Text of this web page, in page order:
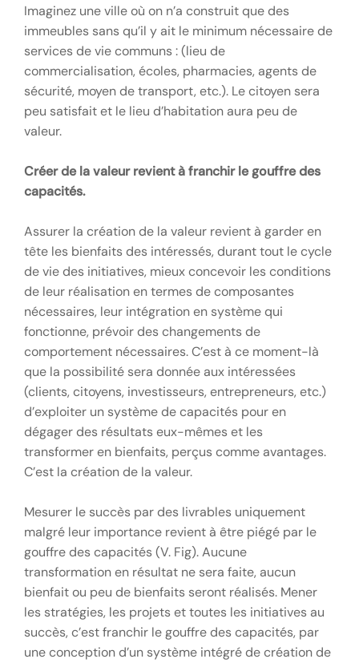
Imaginez une ville où on n’a construit que des
immeubles sans qu’il y ait le minimum nécessaire de
services de vie communs : (lieu de
commercialisation, écoles, pharmacies, agents de
sécurité, moyen de transport, etc.). Le citoyen sera
peu satisfait et le lieu d’habitation aura peu de
valeur.
Créer de la valeur revient à franchir le gouffre des
capacités.
Assurer la création de la valeur revient à garder en
tête les bienfaits des intéressés, durant tout le cycle
de vie des initiatives, mieux concevoir les conditions
de leur réalisation en termes de composantes
nécessaires, leur intégration en système qui
fonctionne, prévoir des changements de
comportement nécessaires. C’est à ce moment-là
que la possibilité sera donnée aux intéressées
(clients, citoyens, investisseurs, entrepreneurs, etc.)
d’exploiter un système de capacités pour en
dégager des résultats eux-mêmes et les
transformer en bienfaits, perçus comme avantages.
C’est la création de la valeur.
Mesurer le succès par des livrables uniquement
malgré leur importance revient à être piégé par le
gouffre des capacités (V. Fig). Aucune
transformation en résultat ne sera faite, aucun
bienfait ou peu de bienfaits seront réalisés. Mener
les stratégies, les projets et toutes les initiatives au
succès, c’est franchir le gouffre des capacités, par
une conception d’un système intégré de création de